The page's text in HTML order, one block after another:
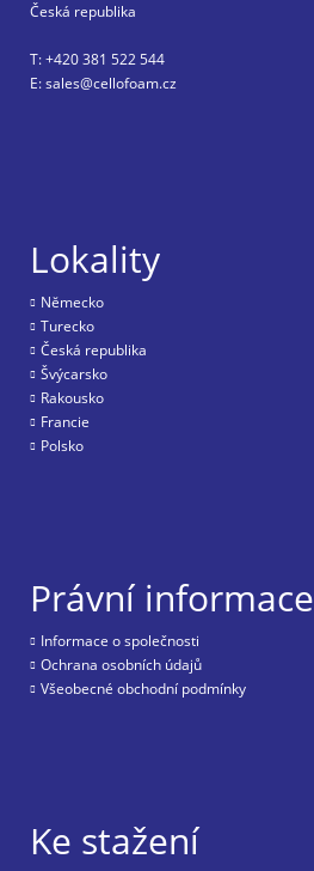
Česká republika
T: +420 381 522 544
E: sales@cellofoam.cz
Lokality
Nĕmecko
Turecko
Česká republika
Švýcarsko
Rakousko
Francie
Polsko
Právní informace
Informace o společnosti
Ochrana osobních údajů
Všeobecné obchodní podmínky
Ke stažení